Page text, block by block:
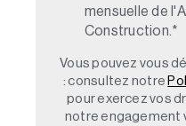
mensuelle de
Construction. *
Vous pouvez vous
: consultez notre
pour exercez vos
notre engagement